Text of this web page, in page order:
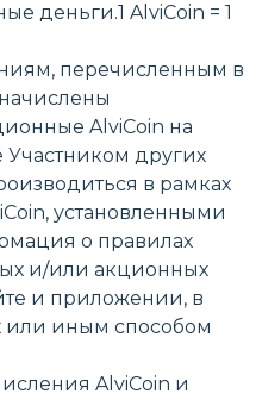
деньги.1 AlviCoin = 1
перечисленным в
AlviCoin на
Участником других
в рамках
установленными
о правилах
и/или акционных
и приложении, в
или иным способом
AlviCoin и